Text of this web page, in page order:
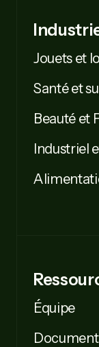
Jouets et
Santé et
Beauté et
Industriel
Équipe